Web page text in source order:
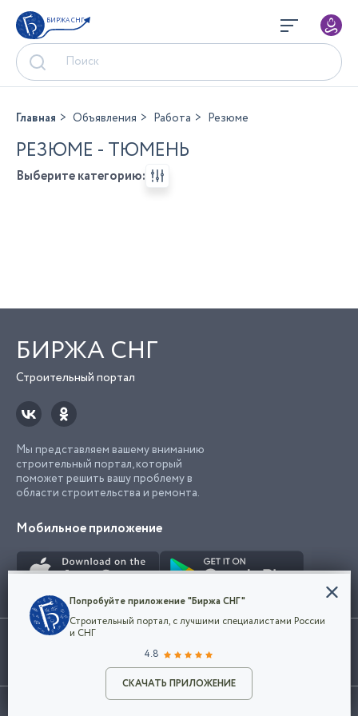
БИРЖА СНГ
Разместить объявление
Главная Объявления Работа Резюме
РЕЗЮМЕ - ТЮМЕНЬ
Выберите категорию:
БИРЖА СНГ
Строительный портал
Мы представляем вашему вниманию
строительный портал, который
поможет решить вашу проблему в
области строительства и ремонта.
Мобильное приложение
Использование сайта, в том числе подача объявлений, означает
марки представленные на сайте являются собственностью их
©2026Биржа СНГ
Конфиденциальность
Мы используем файлы cookie, чтобы сделать
наш сайт удобным для каждого
Политикой конфиденциальности компании
и принимаете условия использования cookie.
Попробуйте приложение "Биржа СНГ"
Строительный портал, с лучшими специалистами России
и СНГ
4.8
СКАЧАТЬ ПРИЛОЖЕНИЕ